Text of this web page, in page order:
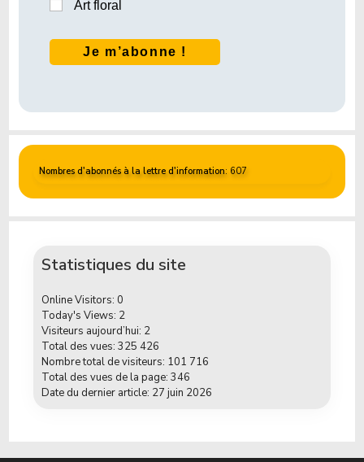
Art floral
Nombres d'abonnés à la lettre d'information: 607
Statistiques du site
Online Visitors: 0
Today's Views: 2
Visiteurs aujourd’hui: 2
Total des vues:325 426
Nombre total de visiteurs: 101 716
Total des vues de la page:346
Date du dernier article: 27 juin 2026